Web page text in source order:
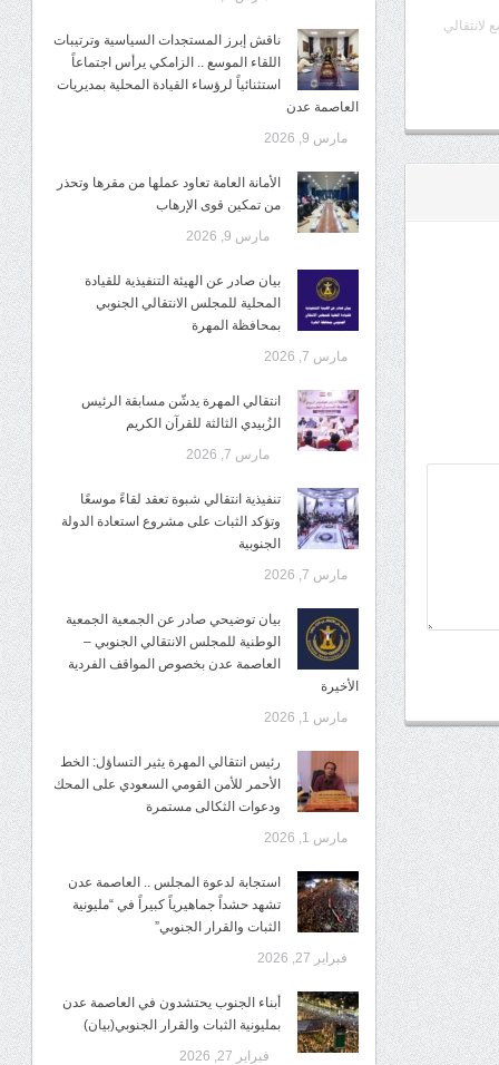
لانتقالي
ناقش إبرز المستجدات السياسية وترتيبات
اللقاء الموسع .. الزامكي يرأس اجتماعاً
استثنائياً لرؤساء القيادة المحلية بمديريات
العاصمة عدن
مارس 9, 2026
الأمانة العامة تعاود عملها من مقرها وتحذر
من تمكين قوى الإرهاب
مارس 9, 2026
بيان صادر عن الهيئة التنفيذية للقيادة
المحلية للمجلس الانتقالي الجنوبي
بمحافظة المهرة
مارس 7, 2026
انتقالي المهرة يدشّن مسابقة الرئيس
الزُبيدي الثالثة للقرآن الكريم
مارس 7, 2026
تنفيذية انتقالي شبوة تعقد لقاءً موسعًا
وتؤكد الثبات على مشروع استعادة الدولة
الجنوبية
مارس 7, 2026
بيان توضيحي صادر عن الجمعية الجمعية
الوطنية للمجلس الانتقالي الجنوبي –
العاصمة عدن بخصوص المواقف الفردية
الأخيرة
مارس 1, 2026
رئيس انتقالي المهرة يثير التساؤل: الخط
الأحمر للأمن القومي السعودي على المحك
ودعوات الثكالى مستمرة
مارس 1, 2026
استجابة لدعوة المجلس .. العاصمة عدن
تشهد حشداً جماهيرياً كبيراً في “مليونية
الثبات والقرار الجنوبي”
فبراير 27, 2026
أبناء الجنوب يحتشدون في العاصمة عدن
بمليونية الثبات والقرار الجنوبي(بيان)
فبراير 27, 2026